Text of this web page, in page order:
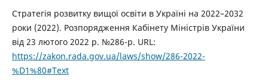
Стратегія розвитку вищої освіти в Україні на 2022–2032
роки (2022). Розпорядження Кабінету Міністрів України
від 23 лютого 2022 р. №286-р. URL:
https://zakon.rada.gov.ua/laws/show/286-2022-
%D1%80#Text